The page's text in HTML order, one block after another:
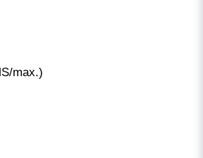
max.)